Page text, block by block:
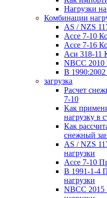
Нагрузки
Комбинации
AS / NZS
Ассе 7-10
Ассе 7-16
Аси 318-11
NBCC 2010
В
загрузка
Расчет
7-10
Как
нагрузку в
Как
снежный
AS / NZS
нагрузки
Ассе 7-10
В 1991-1-4
нагрузки
NBCC 2015